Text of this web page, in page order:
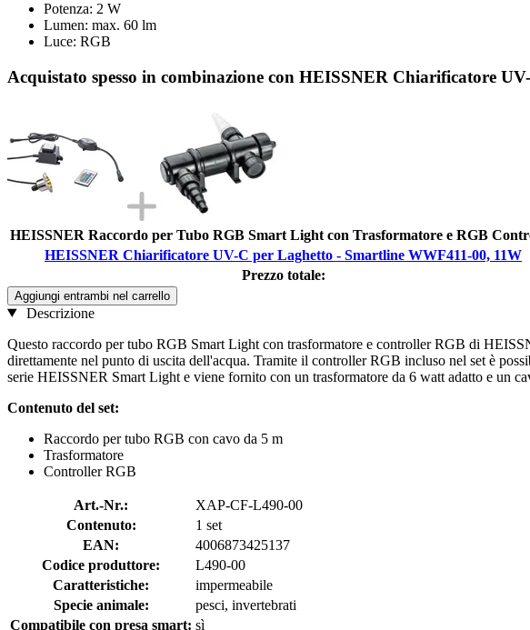
Potenza: 2 W
Lumen: max. 60 lm
Luce: RGB
Acquistato spesso in combinazione con HEISSNER Chiarificatore
HEISSNER Raccordo per Tubo RGB Smart Light con Trasformatore e RGB
HEISSNER Chiarificatore UV-C per Laghetto - Smartline WWF411-00, 11W
Prezzo totale:
Aggiungi entrambi nel carrello
Descrizione
Questo raccordo per tubo RGB Smart Light con trasformatore e controller RGB di
direttamente nel punto di uscita dell'acqua. Tramite il controller RGB incluso nel set è
serie HEISSNER Smart Light e viene fornito con un trasformatore da 6 watt adatto e un
Contenuto del set:
Raccordo per tubo RGB con cavo da 5 m
Trasformatore
Controller RGB
Art.-Nr.:
XAP-CF-L490-00
Contenuto:
1 set
EAN:
4006873425137
Codice produttore:
L490-00
Caratteristiche:
impermeabile
Specie animale:
pesci, invertebrati
Compatibile con presa smart: sì